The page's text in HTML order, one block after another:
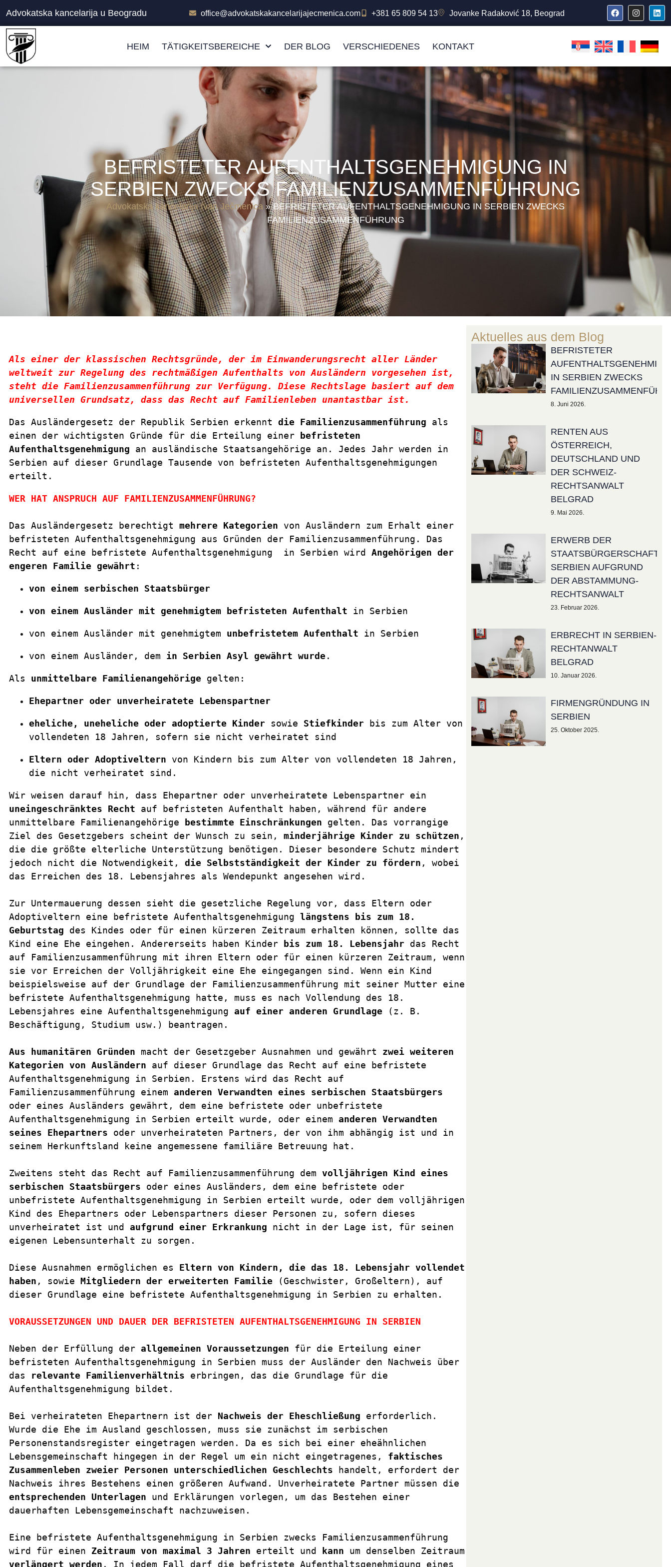
Advokatska kancelarija u Beogradu office@advokatskakancelarijajecmenica.com +381 65 809 54 13 Jovanke Radaković 18, Beograd
HEIM TÄTIGKEITSBEREICHE DER BLOG VERSCHIEDENES KONTAKT
BEFRISTETER AUFENTHALTSGENEHMIGUNG IN
SERBIEN ZWECKS FAMILIENZUSAMMENFÜHRUNG
Advokatska kancelarija Ivan Ječmenica»BEFRISTETER AUFENTHALTSGENEHMIGUNG IN SERBIEN ZWECKS
FAMILIENZUSAMMENFÜHRUNG
Als einer der klassischen Rechtsgründe, der im Einwanderungsrecht aller Länder
weltweit zur Regelung des rechtmäßigen Aufenthalts von Ausländern vorgesehen ist,
steht die Familienzusammenführung zur Verfügung. Diese Rechtslage basiert auf dem
universellen Grundsatz, dass das Recht auf Familienleben unantastbar ist.
Das Ausländergesetz der Republik Serbien erkennt die Familienzusammenführung als
einen der wichtigsten Gründe für die Erteilung einer
befristeten
Aufenthaltsgenehmigung an ausländische Staatsangehörige an. Jedes Jahr werden in
Serbien auf dieser Grundlage Tausende von befristeten Aufenthaltsgenehmigungen
erteilt.
WER HAT ANSPRUCH AUF FAMILIENZUSAMMENFÜHRUNG?
Das Ausländergesetz berechtigt mehrere Kategorien von Ausländern zum Erhalt einer
befristeten Aufenthaltsgenehmigung aus Gründen der Familienzusammenführung. Das
Recht auf eine befristete Aufenthaltsgenehmigung  in Serbien wird Angehörigen der
engeren Familie gewährt :
von einem serbischen Staatsbürger
von einem Ausländer mit genehmigtem befristeten Aufenthalt in Serbien
von einem Ausländer mit genehmigtem unbefristetem Aufenthalt in Serbien
von einem Ausländer, dem in Serbien Asyl gewährt wurde.
Als unmittelbare Familienangehörige gelten:
Ehepartner oder unverheiratete Lebenspartner
eheliche, uneheliche oder adoptierte Kinder sowie Stiefkinder bis zum Alter von
vollendeten 18 Jahren, sofern sie nicht verheiratet sind
Eltern oder Adoptiveltern von Kindern bis zum Alter von vollendeten 18 Jahren,
die nicht verheiratet sind.
uneingeschränktes Recht auf befristeten Aufenthalt haben, während für andere
unmittelbare Familienangehörige
bestimmte Einschränkungen gelten. Das vorrangige
Ziel des Gesetzgebers scheint der Wunsch zu sein, minderjährige Kinder zu schützen ,
die die größte elterliche Unterstützung benötigen. Dieser besondere Schutz mindert
jedoch nicht die Notwendigkeit, die Selbstständigkeit der Kinder zu fördern , wobei
das Erreichen des 18. Lebensjahres als Wendepunkt angesehen wird.
Zur Untermauerung dessen sieht die gesetzliche Regelung vor, dass Eltern oder
Adoptiveltern eine befristete Aufenthaltsgenehmigung längstens bis zum 18.
Geburtstag des Kindes oder für einen kürzeren Zeitraum erhalten können, sollte das
Kind eine Ehe eingehen. Andererseits haben Kinder
bis zum 18. Lebensjahr das Recht
auf Familienzusammenführung mit ihren Eltern oder für einen kürzeren Zeitraum, wenn
sie vor Erreichen der Volljährigkeit eine Ehe eingegangen sind. Wenn ein Kind
beispielsweise auf der Grundlage der Familienzusammenführung mit seiner Mutter eine
befristete Aufenthaltsgenehmigung hatte, muss es nach Vollendung des 18.
Lebensjahres eine Aufenthaltsgenehmigung auf einer anderen Grundlage (z. B.
Beschäftigung, Studium usw.) beantragen.
Aus humanitären Gründen macht der Gesetzgeber Ausnahmen und gewährt zwei weiteren
Kategorien von Ausländern auf dieser Grundlage das Recht auf eine befristete
Aufenthaltsgenehmigung in Serbien. Erstens wird das Recht auf
Familienzusammenführung einem anderen Verwandten eines serbischen Staatsbürgers
oder eines Ausländers gewährt, dem eine befristete oder unbefristete
Aufenthaltsgenehmigung in Serbien erteilt wurde, oder einem anderen Verwandten
seines Ehepartners oder unverheirateten Partners, der von ihm abhängig ist und in
seinem Herkunftsland keine angemessene familiäre Betreuung hat.
Zweitens steht das Recht auf Familienzusammenführung dem volljährigen Kind eines
serbischen Staatsbürgers oder eines Ausländers, dem eine befristete oder
unbefristete Aufenthaltsgenehmigung in Serbien erteilt wurde, oder dem volljährigen
Kind des Ehepartners oder Lebenspartners dieser Personen zu, sofern dieses
unverheiratet ist und aufgrund einer Erkrankung nicht in der Lage ist, für seinen
eigenen Lebensunterhalt zu sorgen.
Diese Ausnahmen ermöglichen es Eltern von Kindern, die das 18. Lebensjahr vollendet
haben , sowie Mitgliedern der erweiterten Familie (Geschwister, Großeltern), auf
dieser Grundlage eine befristete Aufenthaltsgenehmigung in Serbien zu erhalten.
VORAUSSETZUNGEN UND DAUER DER BEFRISTETEN AUFENTHALTSGENEHMIGUNG IN SERBIEN
Neben der Erfüllung der allgemeinen Voraussetzungen für die Erteilung einer
befristeten Aufenthaltsgenehmigung in Serbien muss der Ausländer den Nachweis über
das relevante Familienverhältnis erbringen, das die Grundlage für die
Aufenthaltsgenehmigung bildet.
Bei verheirateten Ehepartnern ist der Nachweis der Eheschließung erforderlich.
Wurde die Ehe im Ausland geschlossen, muss sie zunächst im serbischen
Personenstandsregister eingetragen werden. Da es sich bei einer eheähnlichen
Lebensgemeinschaft hingegen in der Regel um ein nicht eingetragenes, faktisches
Zusammenleben zweier Personen unterschiedlichen Geschlechts handelt, erfordert der
entsprechenden Unterlagen und Erklärungen vorlegen, um das Bestehen einer
dauerhaften Lebensgemeinschaft nachzuweisen.
Eine befristete Aufenthaltsgenehmigung in Serbien zwecks Familienzusammenführung
wird für einen Zeitraum von maximal 3 Jahren erteilt und kann
verlängert werden . In jedem Fall darf die befristete Aufenthaltsgenehmigung eines
Aktuelles aus dem Blog
BEFRISTETER
IN SERBIEN ZWECKS
8. Juni 2026.
RENTEN AUS
ÖSTERREICH,
DEUTSCHLAND UND
DER SCHWEIZ-
RECHTSANWALT
BELGRAD
9. Mai 2026.
ERWERB DER
STAATSBÜRGERSCHAFT
SERBIEN AUFGRUND
DER ABSTAMMUNG-
RECHTSANWALT
23. Februar 2026.
ERBRECHT IN SERBIEN-
RECHTANWALT
BELGRAD
10. Januar 2026.
FIRMENGRÜNDUNG IN
SERBIEN
25. Oktober 2025.